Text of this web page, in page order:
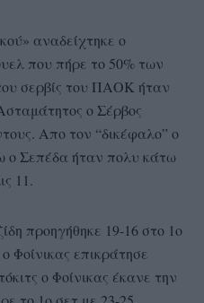
αναδείχτηκε ο
που πήρε το 50% των
σερβίς του ΠΑΟΚ ήταν
ο Σέρβος
Απο τον “δικέφαλο” ο
ο Σεπέδα ήταν πολυ κάτω
11.
προηγήθηκε 19-16 στο 1ο
Φοίνικας επικράτησε
ο Φοίνικας έκανε την